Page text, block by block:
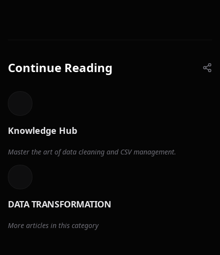
Continue Reading
Knowledge Hub
Master the art of data cleaning and CSV management.
DATA TRANSFORMATION
More articles in this category